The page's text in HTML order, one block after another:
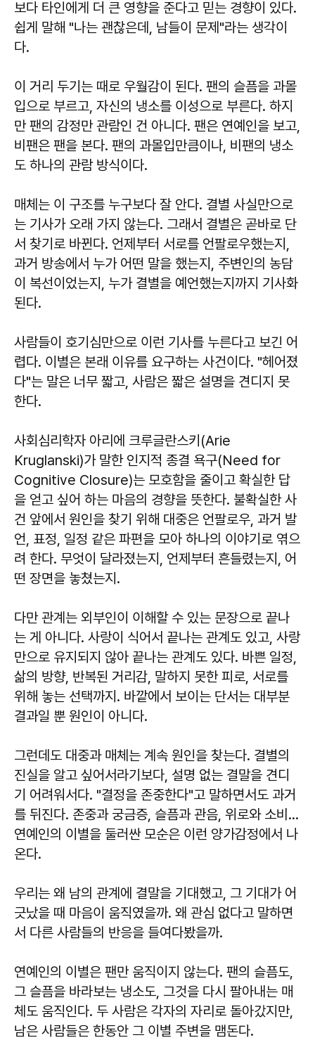
보다 타인에게 더 큰 영향을 준다고 믿는 경향이 있다.
쉽게 말해 "나는 괜찮은데, 남들이 문제"라는 생각이
다.
이 거리 두기는 때로 우월감이 된다. 팬의 슬픔을 과몰
입으로 부르고, 자신의 냉소를 이성으로 부른다. 하지
만 팬의 감정만 관람인 건 아니다. 팬은 연예인을 보고,
비팬은 팬을 본다. 팬의 과몰입만큼이나, 비팬의 냉소
도 하나의 관람 방식이다.
매체는 이 구조를 누구보다 잘 안다. 결별 사실만으로
는 기사가 오래 가지 않는다. 그래서 결별은 곧바로 단
서 찾기로 바뀐다. 언제부터 서로를 언팔로우했는지,
과거 방송에서 누가 어떤 말을 했는지, 주변인의 농담
이 복선이었는지, 누가 결별을 예언했는지까지 기사화
된다.
사람들이 호기심만으로 이런 기사를 누른다고 보긴 어
렵다. 이별은 본래 이유를 요구하는 사건이다. "헤어졌
다"는 말은 너무 짧고, 사람은 짧은 설명을 견디지 못
한다.
사회심리학자 아리에 크루글란스키(Arie
Kruglanski)가 말한 인지적 종결 욕구(Need for
Cognitive Closure)는 모호함을 줄이고 확실한 답
을 얻고 싶어 하는 마음의 경향을 뜻한다. 불확실한 사
건 앞에서 원인을 찾기 위해 대중은 언팔로우, 과거 발
언, 표정, 일정 같은 파편을 모아 하나의 이야기로 엮으
려 한다. 무엇이 달라졌는지, 언제부터 흔들렸는지, 어
떤 장면을 놓쳤는지.
다만 관계는 외부인이 이해할 수 있는 문장으로 끝나
는 게 아니다. 사랑이 식어서 끝나는 관계도 있고, 사랑
만으로 유지되지 않아 끝나는 관계도 있다. 바쁜 일정,
삶의 방향, 반복된 거리감, 말하지 못한 피로, 서로를
위해 놓는 선택까지. 바깥에서 보이는 단서는 대부분
결과일 뿐 원인이 아니다.
그런데도 대중과 매체는 계속 원인을 찾는다. 결별의
진실을 알고 싶어서라기보다, 설명 없는 결말을 견디
기 어려워서다. "결정을 존중한다"고 말하면서도 과거
를 뒤진다. 존중과 궁금증, 슬픔과 관음, 위로와 소비…
연예인의 이별을 둘러싼 모순은 이런 양가감정에서 나
온다.
우리는 왜 남의 관계에 결말을 기대했고, 그 기대가 어
긋났을 때 마음이 움직였을까. 왜 관심 없다고 말하면
서 다른 사람들의 반응을 들여다봤을까.
연예인의 이별은 팬만 움직이지 않는다. 팬의 슬픔도,
그 슬픔을 바라보는 냉소도, 그것을 다시 팔아내는 매
체도 움직인다. 두 사람은 각자의 자리로 돌아갔지만,
남은 사람들은 한동안 그 이별 주변을 맴돈다.